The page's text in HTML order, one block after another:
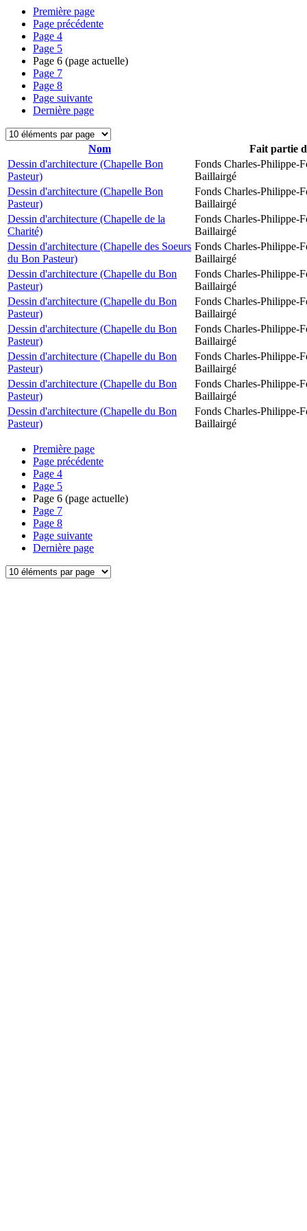
Première page
Page précédente
Page 4
Page 5
Page 6 (page actuelle)
Page 7
Page 8
Page suivante
Dernière page
Nom
Fait partie
Dessin d'architecture (Chapelle Bon
Pasteur)
Fonds Charles-Philippe-
Baillairgé
Dessin d'architecture (Chapelle Bon
Pasteur)
Fonds Charles-Philippe-
Baillairgé
Dessin d'architecture (Chapelle de la
Charité)
Fonds Charles-Philippe-
Baillairgé
Dessin d'architecture (Chapelle des Soeurs
du Bon Pasteur)
Fonds Charles-Philippe-
Baillairgé
Dessin d'architecture (Chapelle du Bon
Pasteur)
Fonds Charles-Philippe-
Baillairgé
Dessin d'architecture (Chapelle du Bon
Pasteur)
Fonds Charles-Philippe-
Baillairgé
Dessin d'architecture (Chapelle du Bon
Pasteur)
Fonds Charles-Philippe-
Baillairgé
Dessin d'architecture (Chapelle du Bon
Pasteur)
Fonds Charles-Philippe-
Baillairgé
Dessin d'architecture (Chapelle du Bon
Pasteur)
Fonds Charles-Philippe-
Baillairgé
Dessin d'architecture (Chapelle du Bon
Pasteur)
Fonds Charles-Philippe-
Baillairgé
Première page
Page précédente
Page 4
Page 5
Page 6 (page actuelle)
Page 7
Page 8
Page suivante
Dernière page